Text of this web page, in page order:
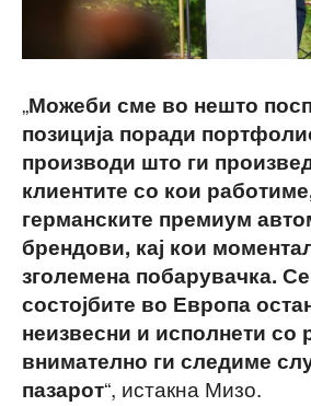
„Можеби сме во нешто
позиција поради
производи што ги
клиентите со кои
германските премиум
брендови, кај кои
зголемена побарувачка.
состојбите во Европа
неизвесни и исполнети со
внимателно ги следиме
пазарот“, истакна Мизо.